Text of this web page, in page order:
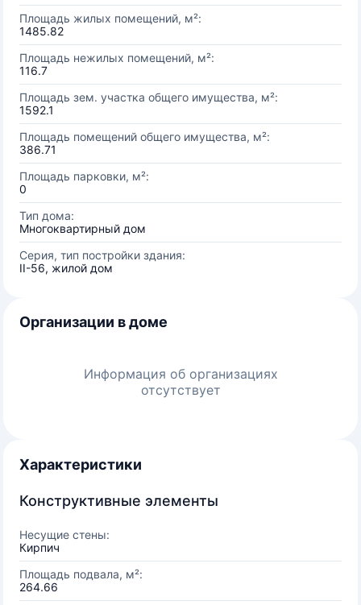
Площадь жилых помещений, м²:
1485.82
Площадь нежилых помещений, м²:
116.7
Площадь зем. участка общего имущества, м²:
1592.1
Площадь помещений общего имущества, м²:
386.71
Площадь парковки, м²:
0
Тип дома:
Многоквартирный дом
Серия, тип постройки здания:
II-56, жилой дом
Организации в доме
Информация об организациях
отсутствует
Характеристики
Конструктивные элементы
Несущие стены:
Кирпич
Площадь подвала, м²:
264.66